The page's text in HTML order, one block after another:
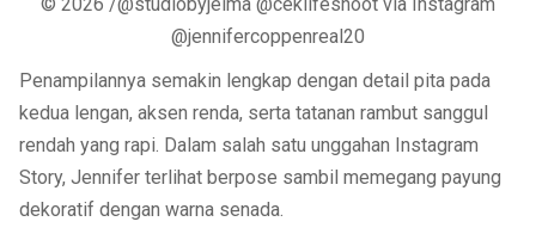
@jennifercoppenreal20
Penampilannya semakin lengkap dengan detail pita pada
kedua lengan, aksen renda, serta tatanan rambut sanggul
rendah yang rapi. Dalam salah satu unggahan Instagram
Story, Jennifer terlihat berpose sambil memegang payung
dekoratif dengan warna senada.